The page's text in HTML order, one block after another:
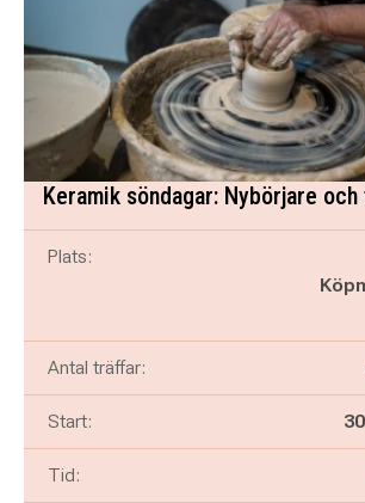
Keramik söndagar: Nybörjare
Plats:
Antal träffar:
Start:
Tid: